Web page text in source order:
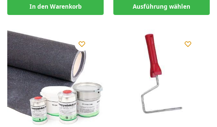
In den Warenkorb Ausführung wählen